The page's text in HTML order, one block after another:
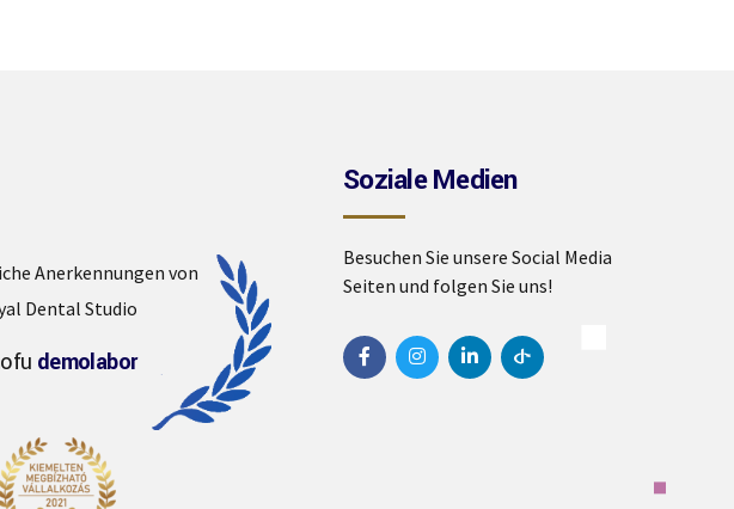
Anerkennungen von
Dental Studio
demolabor
Soziale Medien
Besuchen Sie unsere Social Media
Seiten und folgen Sie uns!